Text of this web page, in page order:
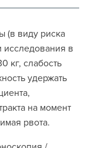
(в виду риска
исследования в
кг, слабость
удержать
на момент
рвота.